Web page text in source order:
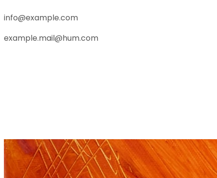
info@example.com
example.mail@hum.com